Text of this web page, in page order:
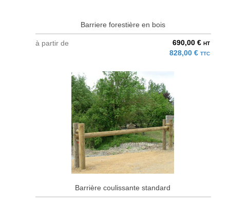
Barriere forestière en bois
à partir de 690,00 € HT
828,00 € TTC
Barrière coulissante standard